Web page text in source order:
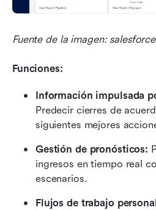
Fuente de la imagen:
Funciones:
Información impulsada
Predecir cierres de
siguientes mejores
Gestión de pronósticos:
ingresos en tiempo real
escenarios.
Flujos de trabajo